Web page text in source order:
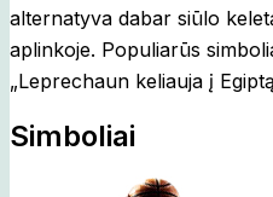
alternatyva dabar siūlo
aplinkoje. Populiarūs
„Leprechaun keliauja į
Simboliai